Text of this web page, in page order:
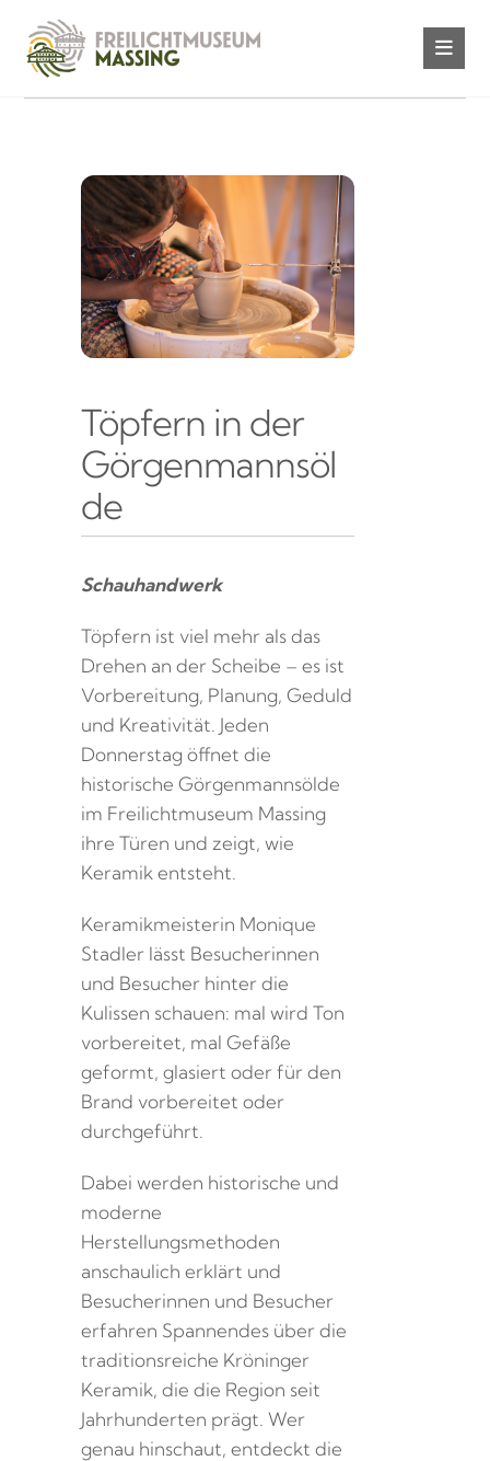
Töpfern in der
Görgenmannsöl
de
Schauhandwerk
Töpfern ist viel mehr als das
Drehen an der Scheibe – es ist
Vorbereitung, Planung, Geduld
und Kreativität. Jeden
Donnerstag öffnet die
historische Görgenmannsölde
im Freilichtmuseum Massing
ihre Türen und zeigt, wie
Keramik entsteht.
Keramikmeisterin Monique
Stadler lässt Besucherinnen
und Besucher hinter die
Kulissen schauen: mal wird Ton
vorbereitet, mal Gefäße
geformt, glasiert oder für den
Brand vorbereitet oder
durchgeführt.
Dabei werden historische und
moderne
Herstellungsmethoden
anschaulich erklärt und
Besucherinnen und Besucher
erfahren Spannendes über die
traditionsreiche Kröninger
Keramik, die die Region seit
Jahrhunderten prägt. Wer
genau hinschaut, entdeckt die